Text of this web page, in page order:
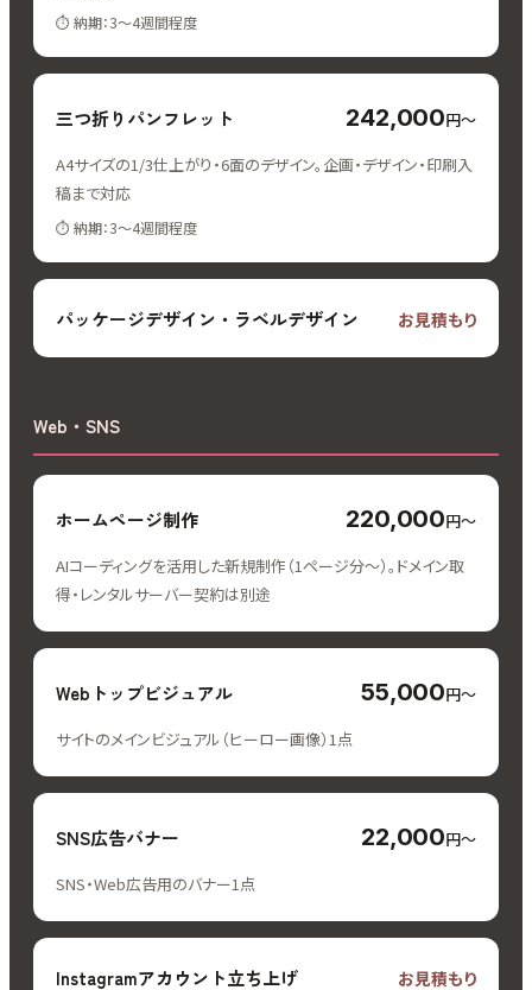
納期：3〜4週間程度
三つ折りパンフレット 242,000円〜
A4サイズの1/3仕上がり・6面のデザイン。企画・デザイン・印刷入
稿まで対応
納期：3〜4週間程度
パッケージデザイン・ラベルデザイン お見積もり
Web・SNS
ホームページ制作 220,000円〜
AIコーディングを活用した新規制作（1ページ分〜）。ドメイン取
得・レンタルサーバー契約は別途
Webトップビジュアル 55,000円〜
サイトのメインビジュアル（ヒーロー画像）1点
SNS広告バナー 22,000円〜
SNS・Web広告用のバナー1点
Instagramアカウント立ち上げ お見積もり